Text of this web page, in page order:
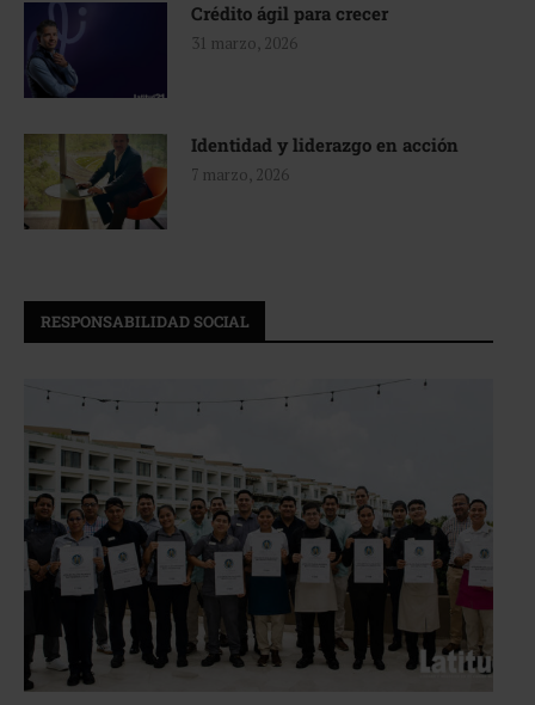
Crédito ágil para crecer
31 marzo, 2026
Identidad y liderazgo en acción
7 marzo, 2026
RESPONSABILIDAD SOCIAL